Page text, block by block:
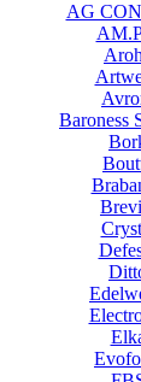
AG
Baroness